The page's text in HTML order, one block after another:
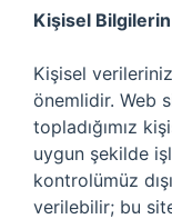
Kişisel
Kişisel
önemlidir. Web
topladığımız
uygun şekilde
kontrolümüz
verilebilir; bu